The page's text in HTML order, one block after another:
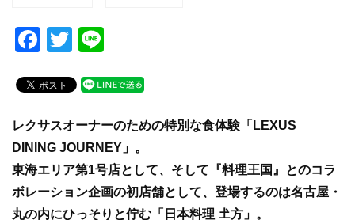
F
c
e
b
o
o
T
tt
er
e
レクサスオーナーのための特別な食体験「LEXUS
DINING JOURNEY」。
東海エリア第1号店として、そして『料理王国』とのコラ
ボレーション企画の初店舗として、登場するのは名古屋・
丸の内にひっそりと佇む「日本料理 𡈽方」。